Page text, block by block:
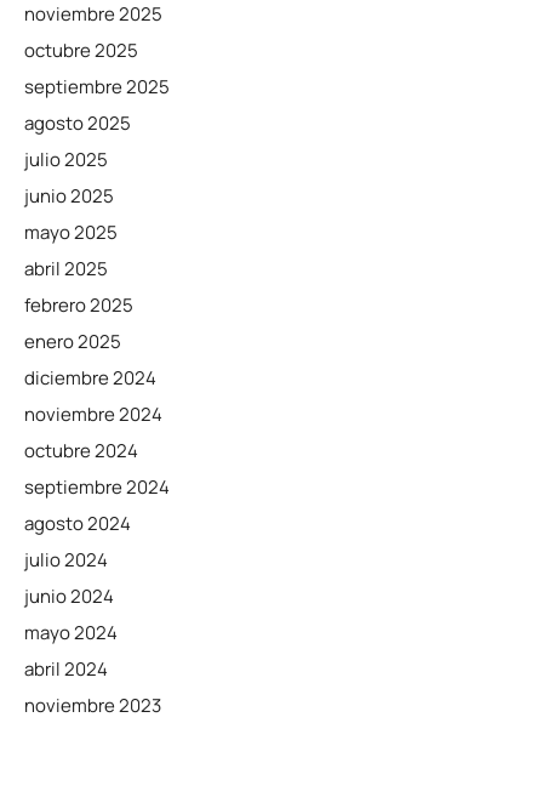
noviembre 2025
octubre 2025
septiembre 2025
agosto 2025
julio 2025
junio 2025
mayo 2025
abril 2025
febrero 2025
enero 2025
diciembre 2024
noviembre 2024
octubre 2024
septiembre 2024
agosto 2024
julio 2024
junio 2024
mayo 2024
abril 2024
noviembre 2023